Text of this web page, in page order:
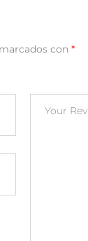
con *